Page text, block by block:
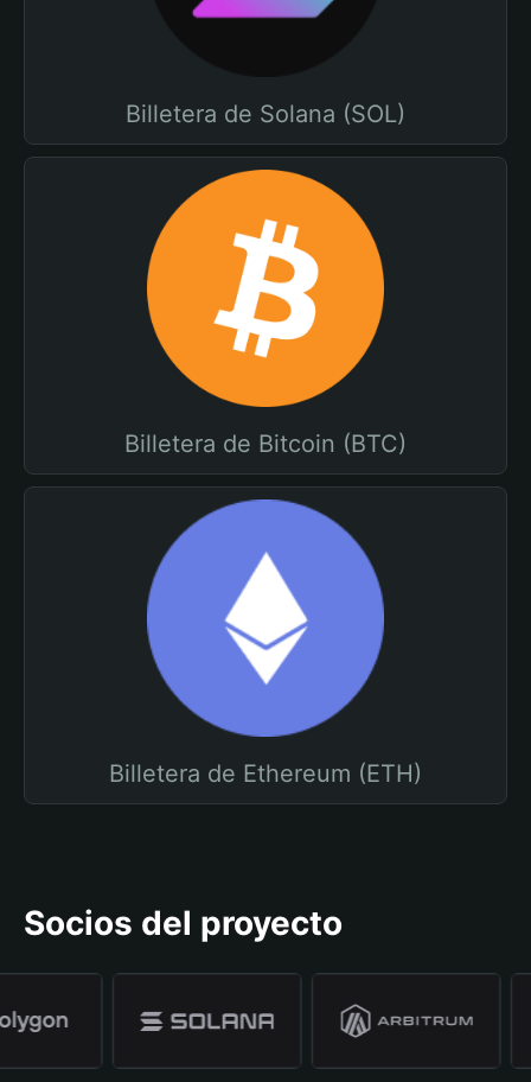
Billetera de Solana (SOL)
Billetera de Bitcoin (BTC)
Billetera de Ethereum (ETH)
Socios del proyecto